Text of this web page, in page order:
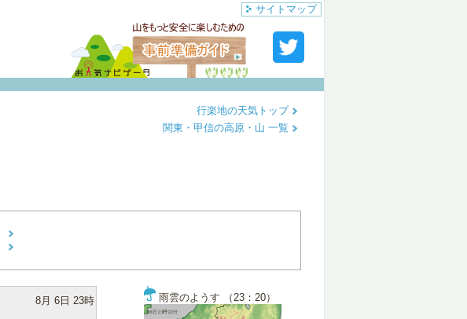
サイトマップ
行楽地の天気トップ
関東・甲信の高原・山 一覧
8月 6日 23時 雨雲のようす （23：20）